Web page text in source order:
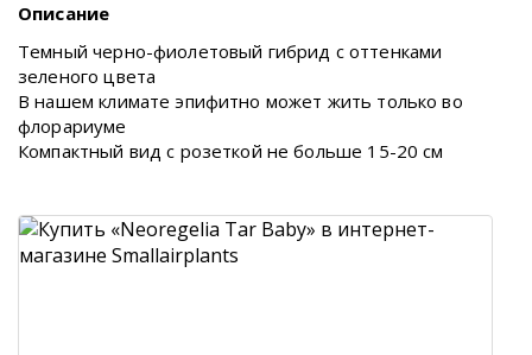
Описание
Темный черно-фиолетовый гибрид с оттенками
зеленого цвета
В нашем климате эпифитно может жить только во
флорариуме
Компактный вид с розеткой не больше 15-20 см